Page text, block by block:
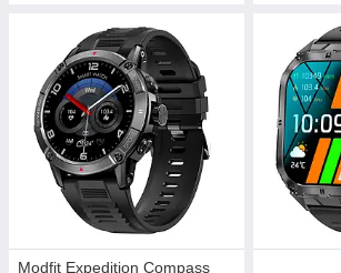
Modfit Expedition Compass